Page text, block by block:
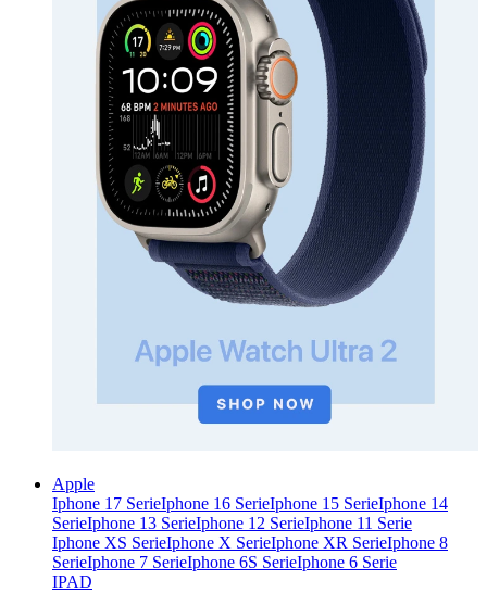
Apple
Iphone 17 SerieIphone 16 SerieIphone 15 SerieIphone 14
SerieIphone 13 SerieIphone 12 SerieIphone 11 Serie
Iphone XS SerieIphone X SerieIphone XR SerieIphone 8
SerieIphone 7 SerieIphone 6S SerieIphone 6 Serie
IPAD